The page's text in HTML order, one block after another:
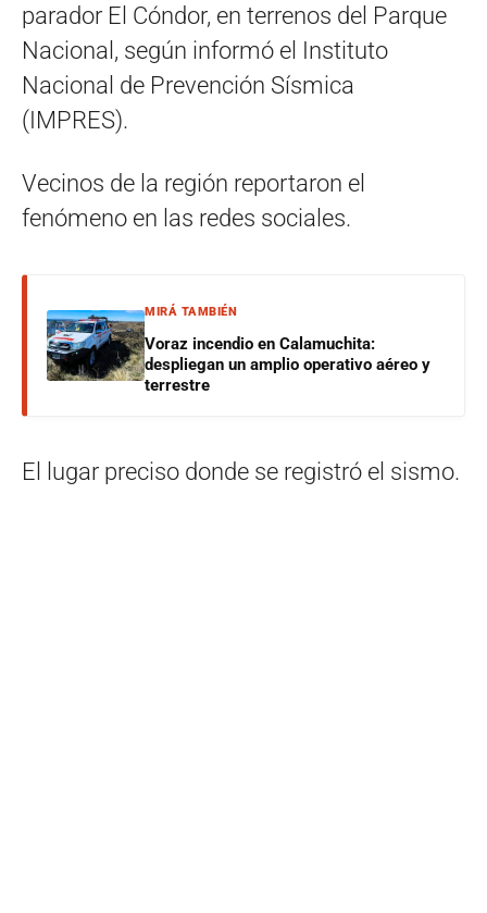
parador El Cóndor, en terrenos del Parque
Nacional, según informó el Instituto
Nacional de Prevención Sísmica
(IMPRES).
Vecinos de la región reportaron el
fenómeno en las redes sociales.
MIRÁ TAMBIÉN
Voraz incendio en Calamuchita:
despliegan un amplio operativo aéreo y
terrestre
El lugar preciso donde se registró el sismo.